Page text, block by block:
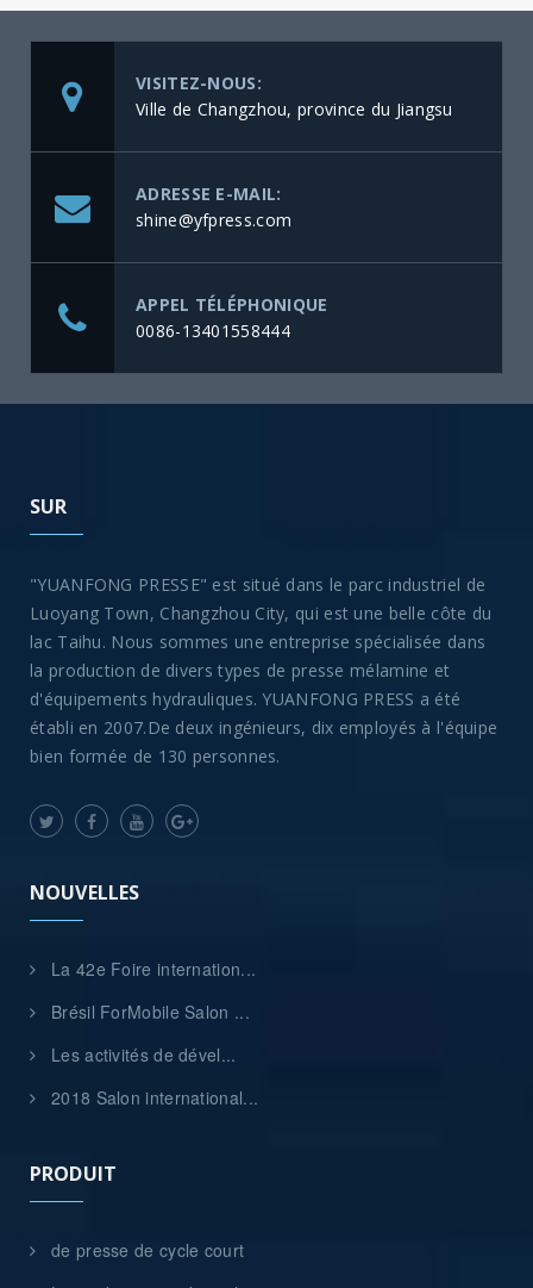
VISITEZ-NOUS:
Ville de Changzhou, province du Jiangsu
ADRESSE E-MAIL:
shine@yfpress.com
APPEL TÉLÉPHONIQUE
0086-13401558444
SUR
"YUANFONG PRESSE" est situé dans le parc industriel de
Luoyang Town, Changzhou City, qui est une belle côte du
lac Taihu. Nous sommes une entreprise spécialisée dans
la production de divers types de presse mélamine et
d'équipements hydrauliques. YUANFONG PRESS a été
établi en 2007.De deux ingénieurs, dix employés à l'équipe
bien formée de 130 personnes.
NOUVELLES
La 42e Foire internation...
Brésil ForMobile Salon ...
Les activités de dével...
2018 Salon international...
PRODUIT
de presse de cycle court